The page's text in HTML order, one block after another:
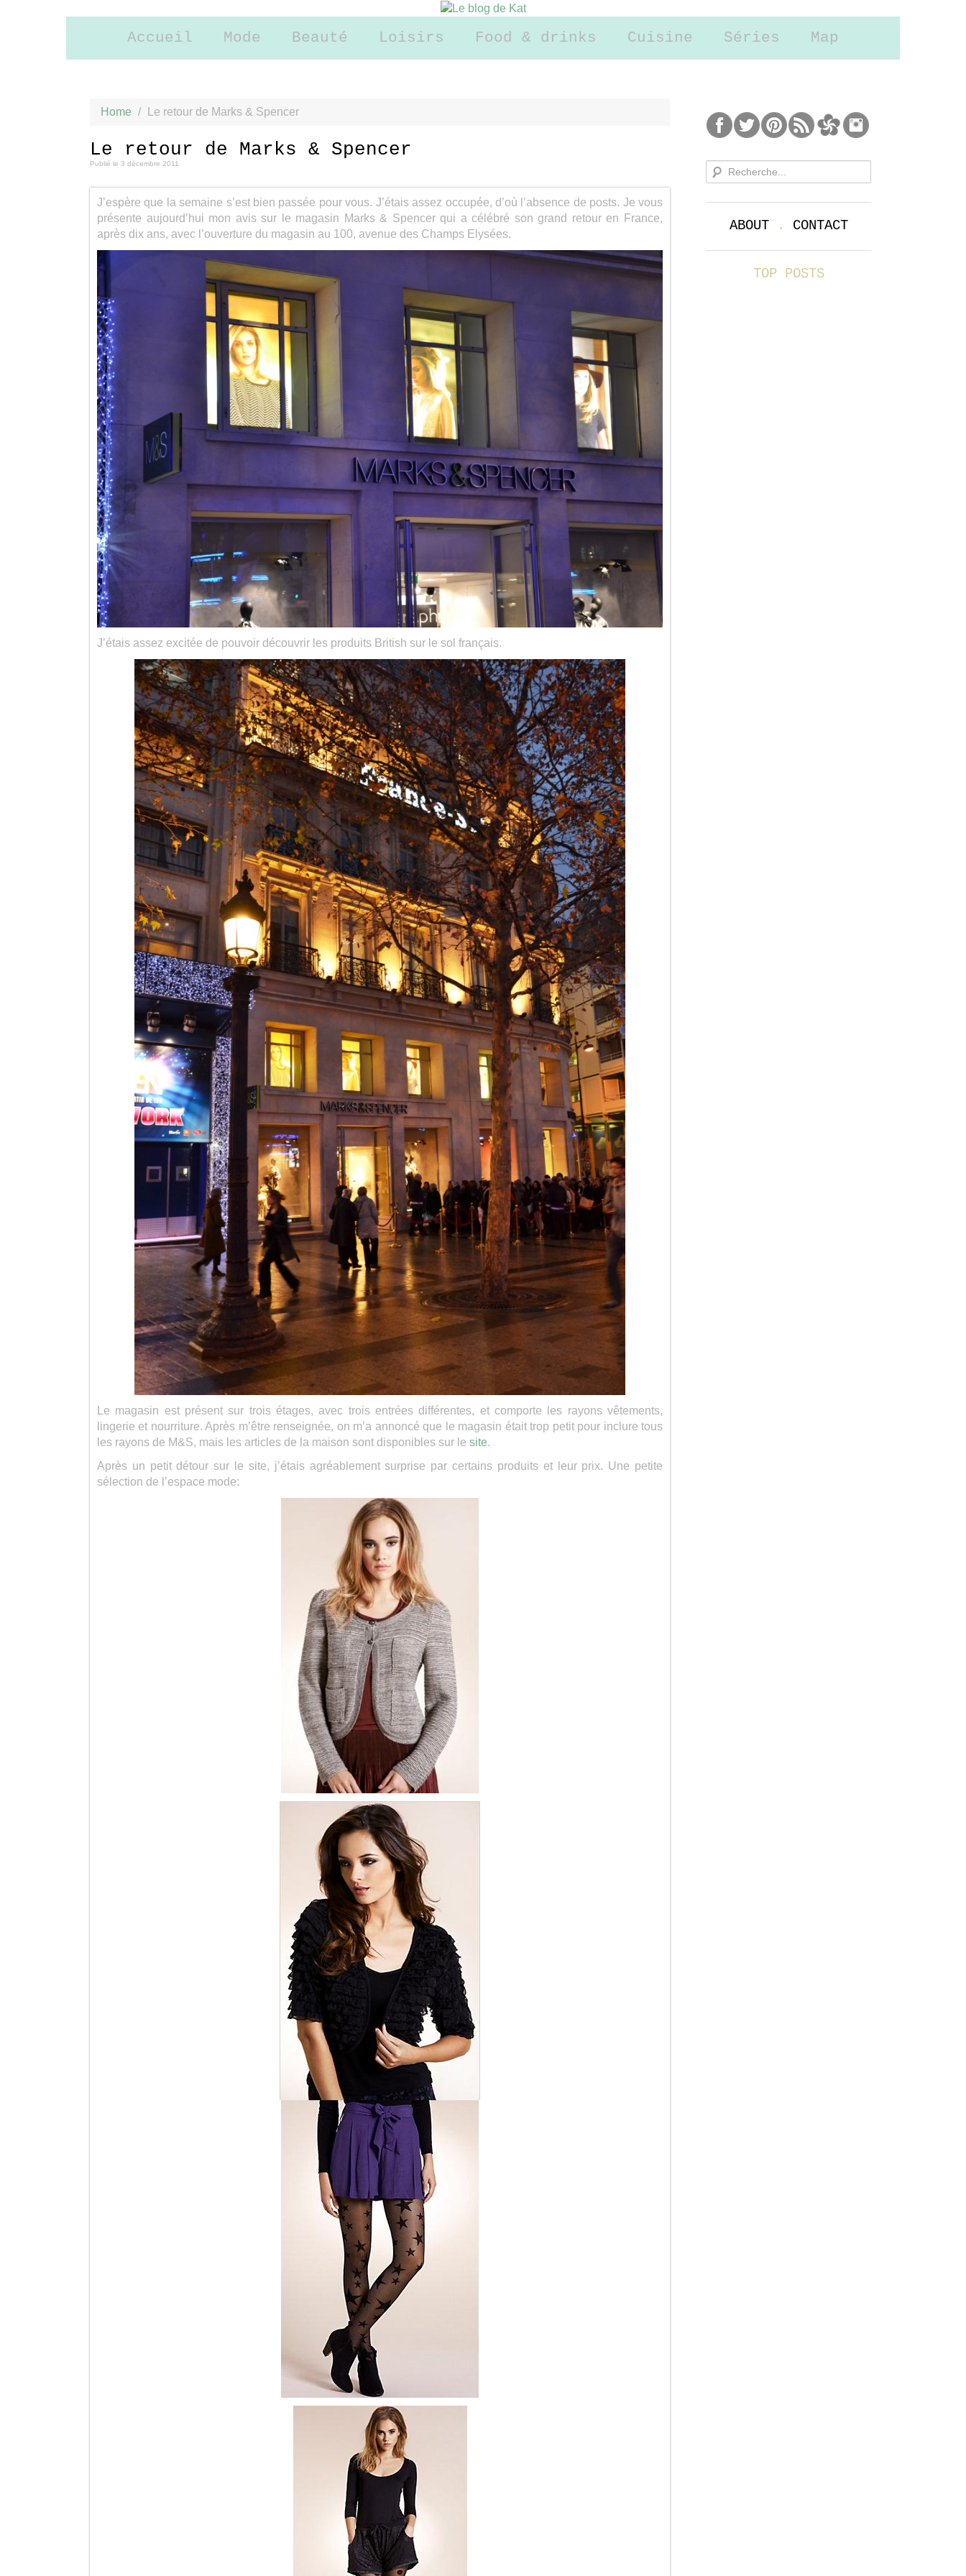
Accueil Mode Beauté Loisirs Food & drinks Cuisine Séries Map
Home / Le retour de Marks & Spencer
Le retour de Marks & Spencer
Publié le 3 décembre 2011
J’espère que la semaine s’est bien passée pour vous. J’étais assez occupée, d’où l’absence de posts. Je vous
présente aujourd’hui mon avis sur le magasin Marks & Spencer qui a célébré son grand retour en France,
après dix ans, avec l’ouverture du magasin au 100, avenue des Champs Elysées.
J’étais assez excitée de pouvoir découvrir les produits British sur le sol français.
Le magasin est présent sur trois étages, avec trois entrées différentes, et comporte les rayons vêtements,
lingerie et nourriture. Après m’être renseignée, on m’a annoncé que le magasin était trop petit pour inclure tous
les rayons de M&S, mais les articles de la maison sont disponibles sur le site.
Après un petit détour sur le site, j’étais agréablement surprise par certains produits et leur prix. Une petite
sélection de l’espace mode:
ABOUT. CONTACT
TOP POSTS